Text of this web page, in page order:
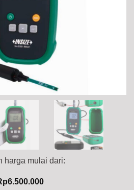
harga mulai dari:
6.500.000